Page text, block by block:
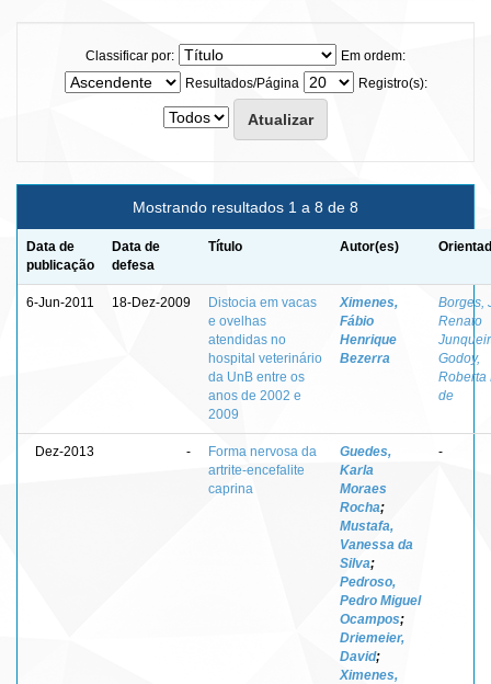
Classificar por:
Em ordem:
Resultados/Página
Registro(s):
Mostrando resultados 1 a 8 de 8
Data de
publicação
Data de
defesa
Título Autor(es)
6-Jun-2011 18-Dez-2009
Distocia em vacas
e ovelhas
atendidas no
hospital veterinário
da UnB entre os
anos de 2002 e
2009
Ximenes,
Fábio
Henrique
Bezerra
Borges,
Renato
Godoy,
Roberta
de
Dez-2013 -
Forma nervosa da
artrite-encefalite
caprina
Guedes,
Karla
Moraes
Rocha;
Mustafa,
Vanessa da
Silva;
Pedroso,
Pedro Miguel
Ocampos;
Driemeier,
David;
Ximenes,
-